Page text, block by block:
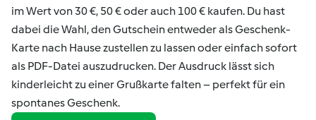
im Wert von 30 €, 50 € oder auch 100 € kaufen. Du hast
dabei die Wahl, den Gutschein entweder als Geschenk-
Karte nach Hause zustellen zu lassen oder einfach sofort
als PDF-Datei auszudrucken. Der Ausdruck lässt sich
kinderleicht zu einer Grußkarte falten – perfekt für ein
spontanes Geschenk.